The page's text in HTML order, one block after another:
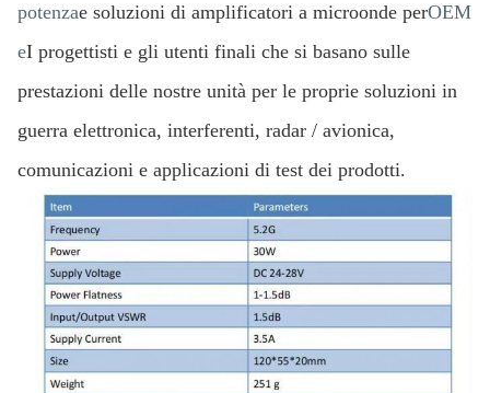
potenzae soluzioni di amplificatori a microonde perOEM
eI progettisti e gli utenti finali che si basano sulle
prestazioni delle nostre unità per le proprie soluzioni in
guerra elettronica, interferenti, radar / avionica,
comunicazioni e applicazioni di test dei prodotti.